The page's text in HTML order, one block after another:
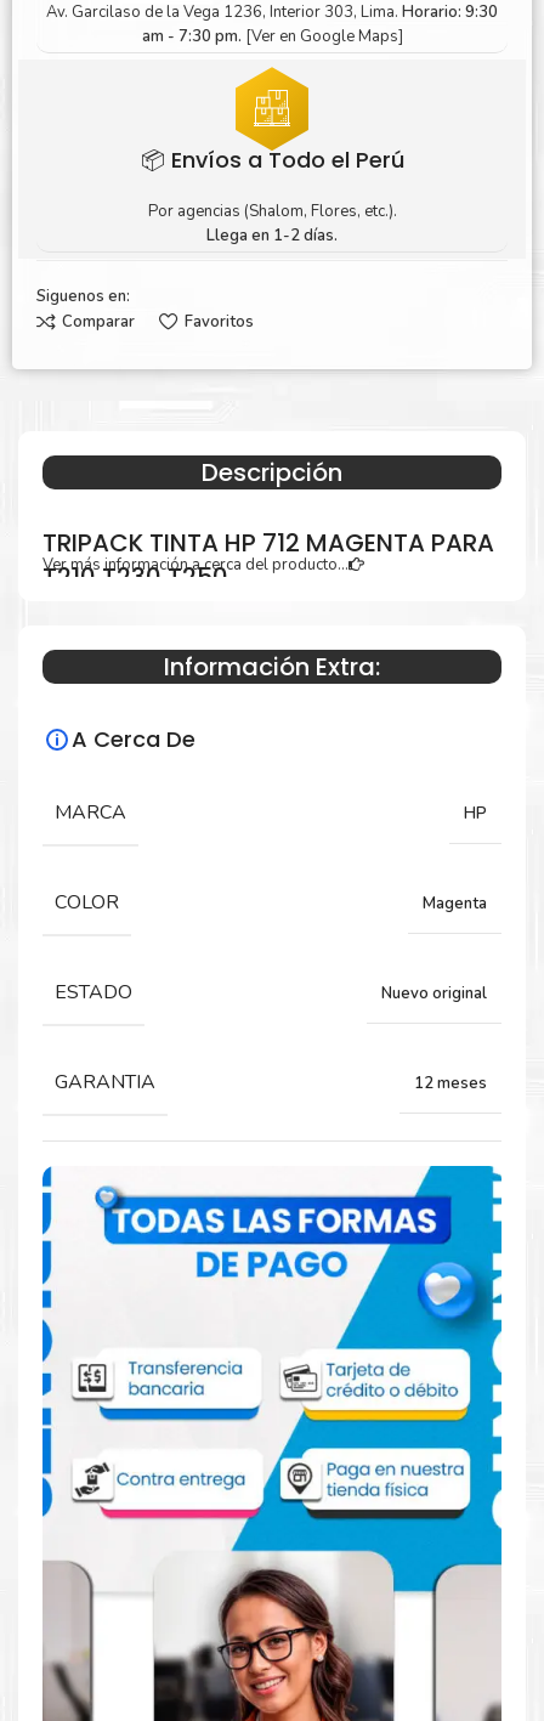
Av. Garcilaso de la Vega 1236, Interior 303, Lima. Horario: 9:30
am - 7:30 pm. [Ver en Google Maps]
📦 Envíos a Todo el Perú
Por agencias (Shalom, Flores, etc.).
Llega en 1-2 días.
Siguenos en:
Comparar
Favoritos
Descripción
TRIPACK TINTA HP 712 MAGENTA PARA
T210 T230 T250
Especificaciones Técnicas
Para impresoras:
Rendimiento:
Comprar Tripack Tinta HP 712 Magenta
para impresora HP DesignJet T210 T230
T250
Aprovecha nuestra experiencia y atención para adquirir tus
productos. Tenemos promociones todos los días. Escríbenos o
visítanos hoy para encontrar la solución perfecta para tu
impresoraHP, como laTripack Tinta HP 712 Magenta Original
para impresora HP DesignJet T210, T230, T250, T630, T650.
Dónde comprar Tripack Tinta HP 712
Magenta para impresora HP DesignJet
T210 T230 T250 en Lima o para provincia
Ver más información a cerca del producto...
Información Extra:
A Cerca De
MARCA HP
COLOR Magenta
ESTADO Nuevo original
GARANTIA 12 meses